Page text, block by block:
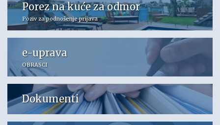
Porez na kuće za odmor
Poziv za podnošenje prijava
e-uprava
OBRASCI
Dokumenti